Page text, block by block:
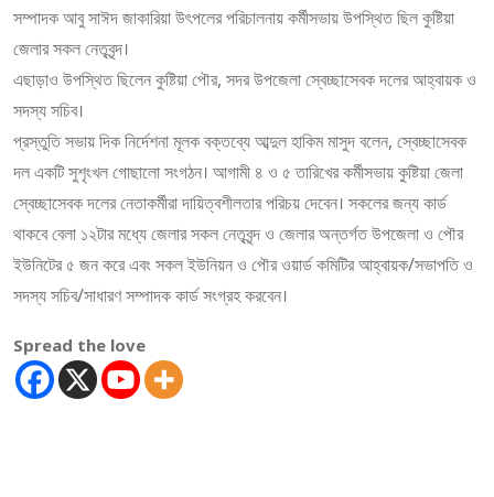
সম্পাদক আবু সাঈদ জাকারিয়া উৎপলের পরিচালনায় কর্মীসভায় উপস্থিত ছিল কুষ্টিয়া
জেলার সকল নেতৃবৃন্দ।
এছাড়াও উপস্থিত ছিলেন কুষ্টিয়া পৌর, সদর উপজেলা স্বেচ্ছাসেবক দলের আহ্বায়ক ও
সদস্য সচিব।
প্রস্তুতি সভায় দিক নির্দেশনা মূলক বক্তব্যে আব্দুল হাকিম মাসুদ বলেন, স্বেচ্ছাসেবক
দল একটি সুশৃংখল গোছালো সংগঠন। আগামী ৪ ও ৫ তারিখের কর্মীসভায় কুষ্টিয়া জেলা
স্বেচ্ছাসেবক দলের নেতাকর্মীরা দায়িত্বশীলতার পরিচয় দেবেন। সকলের জন্য কার্ড
থাকবে বেলা ১২টার মধ্যে জেলার সকল নেতৃবৃন্দ ও জেলার অন্তর্গত উপজেলা ও পৌর
ইউনিটের ৫ জন করে এবং সকল ইউনিয়ন ও পৌর ওয়ার্ড কমিটির আহ্বায়ক/সভাপতি ও
সদস্য সচিব/সাধারণ সম্পাদক কার্ড সংগ্রহ করবেন।
Spread the love